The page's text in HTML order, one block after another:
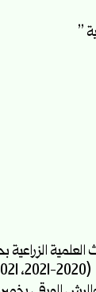
”
العلمية